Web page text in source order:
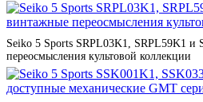
Seiko 5 Sports SRPL03K1, SRPL59K1 и
переосмысления культовой коллекции